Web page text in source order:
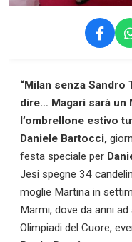
“Milan senza
dire… Magari sarà un
l’ombrellone estivo
Daniele Bartocci,
festa speciale per
Jesi spegne 34
moglie Martina in
Marmi, dove da anni
Olimpiadi del Cuore,